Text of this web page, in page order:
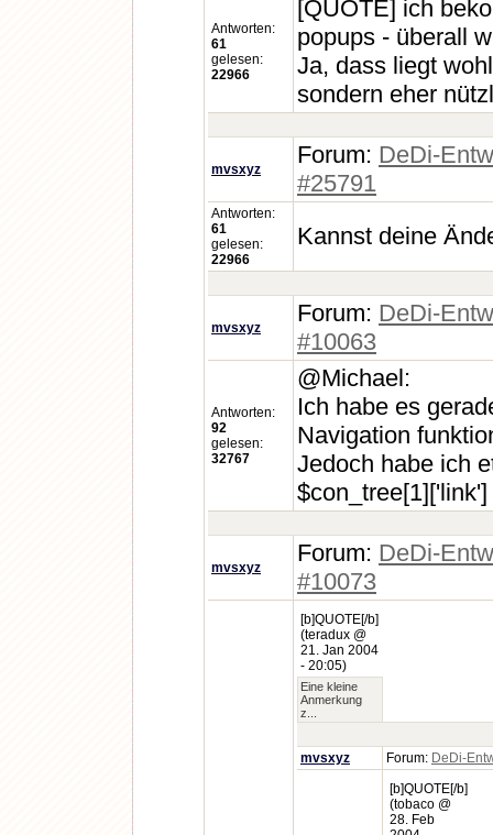
Antworten:
61
gelesen:
22966
[QUOTE] ich
popups - überall
Ja, dass liegt
sondern eher
mvsxyz
Forum: DeDi-
#25791
Antworten:
61
gelesen:
22966
Kannst deine
mvsxyz
Forum: DeDi-
#10063
Antworten:
92
gelesen:
32767
@Michael:
Ich habe es
Navigation
Jedoch habe ich
mvsxyz
Forum: DeDi-
#10073
[b]QUOTE[/b]
(teradux @
21. Jan 2004
- 20:05)
Eine kleine
Anmerkung
z...
mvsxyz Forum: DeDi-
[b]QUOTE[/b]
(tobaco @
28. Feb